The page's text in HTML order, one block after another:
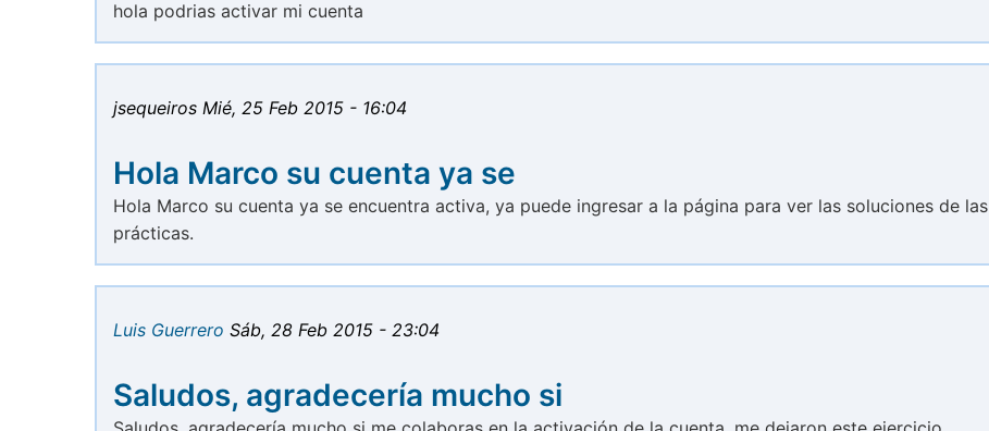
hola podrias activar mi cuenta
jsequeiros Mié, 25 Feb 2015 - 16:04
Hola Marco su cuenta ya se
Hola Marco su cuenta ya se encuentra activa, ya puede ingresar a la página para ver las soluciones de las
prácticas.
Luis Guerrero Sáb, 28 Feb 2015 - 23:04
Saludos, agradecería mucho si